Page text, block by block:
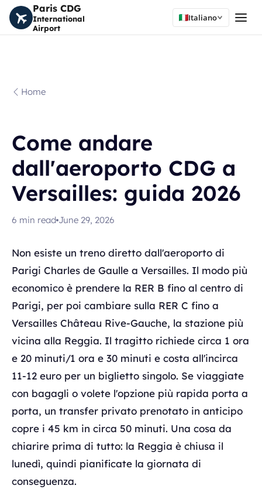
Paris CDG
International
Airport
Italiano
Home
Come andare
dall'aeroporto CDG a
Versailles: guida 2026
6 min read June 29, 2026
Non esiste un treno diretto dall'aeroporto di
Parigi Charles de Gaulle a Versailles. Il modo più
economico è prendere la RER B fino al centro di
Parigi, per poi cambiare sulla RER C fino a
Versailles Château Rive-Gauche, la stazione più
vicina alla Reggia. Il tragitto richiede circa 1 ora
e 20 minuti/1 ora e 30 minuti e costa all'incirca
11-12 euro per un biglietto singolo. Se viaggiate
con bagagli o volete l'opzione più rapida porta a
porta, un transfer privato prenotato in anticipo
copre i 45 km in circa 50 minuti. Una cosa da
chiarire prima di tutto: la Reggia è chiusa il
lunedì, quindi pianificate la giornata di
conseguenza.